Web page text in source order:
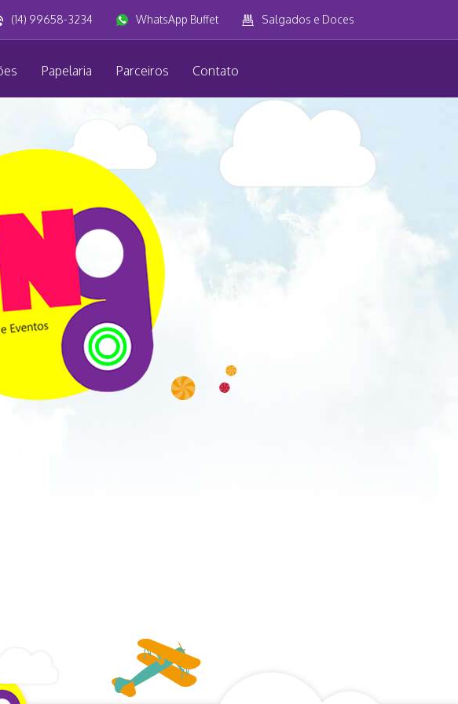
(14) 99658-3234 WhatsApp Buffet Salgados e Doces
Papelaria Parceiros Contato